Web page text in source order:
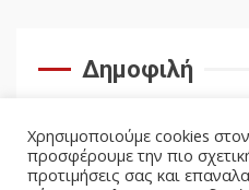
Δημοφιλή
Χρησιμοποιούμε cookies
προσφέρουμε την πιο
προτιμήσεις σας και